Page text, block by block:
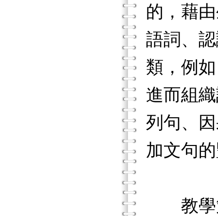
的，藉
語詞、
類，例
進而組
列句、
加文句
教學策